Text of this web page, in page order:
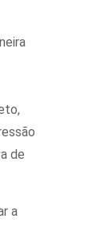
de
a